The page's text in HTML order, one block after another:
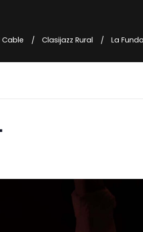
Clasijazz Rural La